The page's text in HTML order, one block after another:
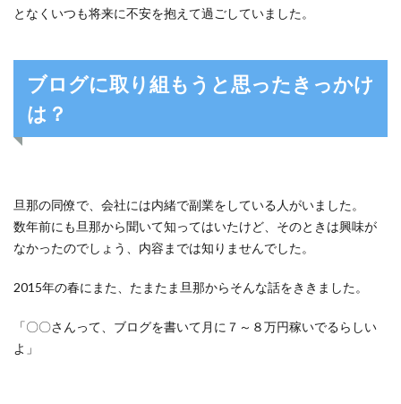
となくいつも将来に不安を抱えて過ごしていました。
ブログに取り組もうと思ったきっかけ
は？
旦那の同僚で、会社には内緒で副業をしている人がいました。
数年前にも旦那から聞いて知ってはいたけど、そのときは興味が
なかったのでしょう、内容までは知りませんでした。
2015年の春にまた、たまたま旦那からそんな話をききました。
「〇〇さんって、ブログを書いて月に７～８万円稼いでるらしい
よ」